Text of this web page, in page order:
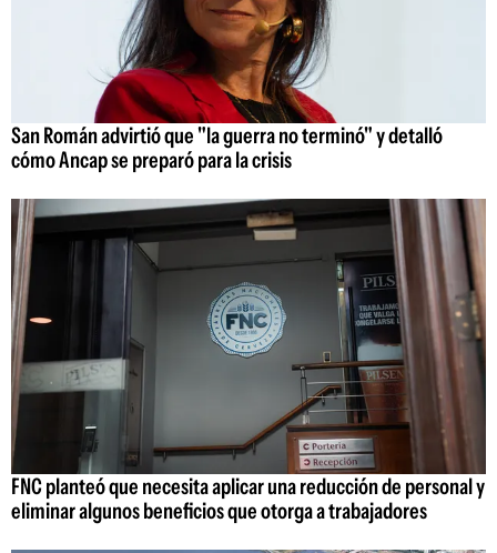
San Román advirtió que "la guerra no terminó" y detalló
cómo Ancap se preparó para la crisis
FNC planteó que necesita aplicar una reducción de personal y
eliminar algunos beneficios que otorga a trabajadores